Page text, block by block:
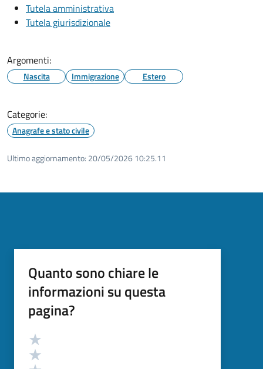
Tutela amministrativa
Tutela giurisdizionale
Argomenti:
Nascita Immigrazione Estero
Categorie:
Anagrafe e stato civile
Ultimo aggiornamento: 20/05/2026 10:25.11
Quanto sono chiare le
informazioni su questa
pagina?
Valutazione